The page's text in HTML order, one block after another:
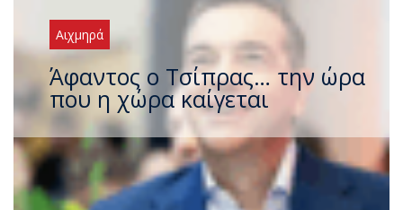
Αιχμηρά
Άφαντος ο Τσίπρας… την ώρα
που η χώρα καίγεται